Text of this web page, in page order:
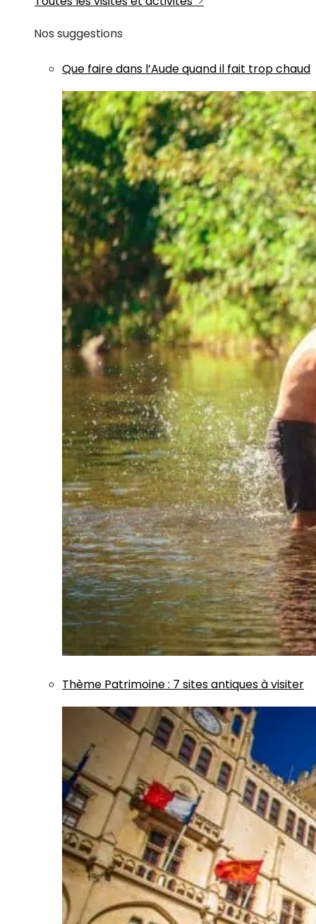
Nos suggestions
Que faire dans l’Aude quand il fait trop chaud
Thème Patrimoine: 7 sites antiques à visiter